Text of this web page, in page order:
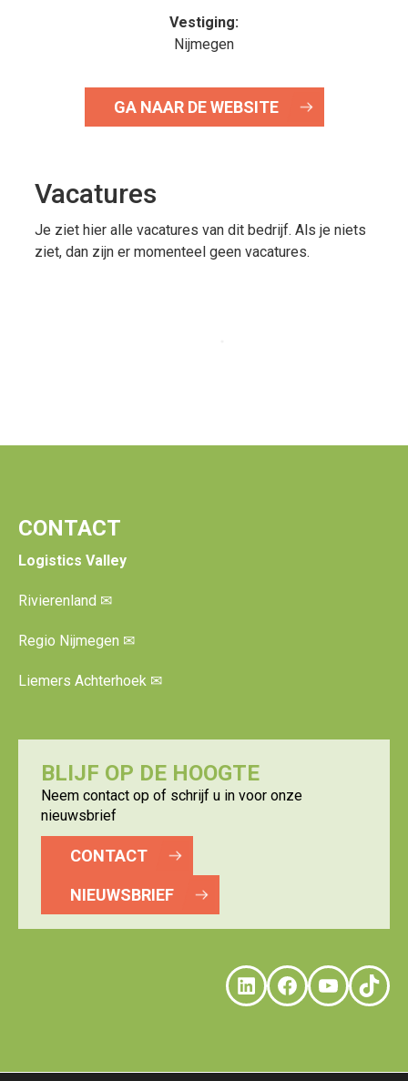
Vestiging:
Nijmegen
GA NAAR DE WEBSITE
Vacatures
Je ziet hier alle vacatures van dit bedrijf. Als je niets
ziet, dan zijn er momenteel geen vacatures.
CONTACT
Logistics Valley
Rivierenland ✉
Regio Nijmegen ✉
Liemers Achterhoek ✉
BLIJF OP DE HOOGTE
Neem contact op of schrijf u in voor onze
nieuwsbrief
CONTACT
NIEUWSBRIEF
LinkedIn
Facebook